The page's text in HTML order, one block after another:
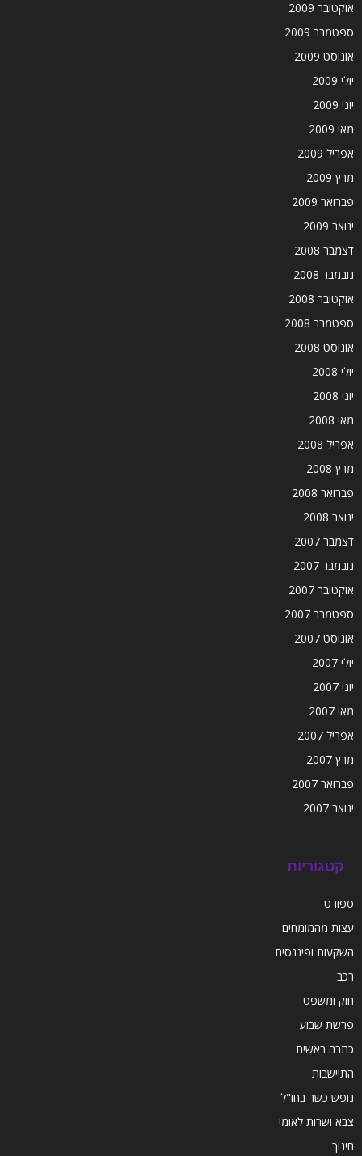
אוקטובר 2009
ספטמבר 2009
אוגוסט 2009
יולי 2009
יוני 2009
מאי 2009
אפריל 2009
מרץ 2009
פברואר 2009
ינואר 2009
דצמבר 2008
נובמבר 2008
אוקטובר 2008
ספטמבר 2008
אוגוסט 2008
יולי 2008
יוני 2008
מאי 2008
אפריל 2008
מרץ 2008
פברואר 2008
ינואר 2008
דצמבר 2007
נובמבר 2007
אוקטובר 2007
ספטמבר 2007
אוגוסט 2007
יולי 2007
יוני 2007
מאי 2007
אפריל 2007
מרץ 2007
פברואר 2007
ינואר 2007
קטגוריות
ספורט
עצות מהמומחים
השקעות ופיננסים
רכב
חוק ומשפט
פרשת שבוע
כתבה ראשית
התיישבות
נופש כשר בחו"ל
צבא ושרות לאומי
חינוך